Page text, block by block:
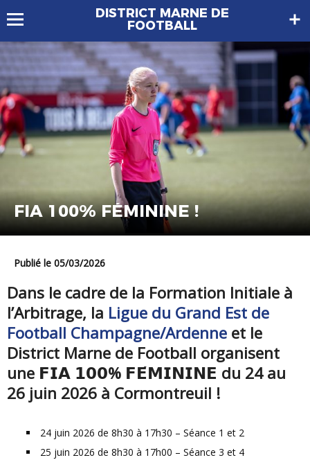
DISTRICT MARNE DE
FOOTBALL
FIA 100% FÉMININE !
Publié le 05/03/2026
Dans le cadre de la Formation Initiale à
l’Arbitrage, la Ligue du Grand Est de
Football Champagne/Ardenne et le
District Marne de Football organisent
une 𝗙𝗜𝗔 𝟭𝟬𝟬% 𝗙𝗘́𝗠𝗜𝗡𝗜𝗡𝗘 du 24 au
26 juin 2026 à Cormontreuil !
24 juin 2026 de 8h30 à 17h30 – Séance 1 et 2
25 juin 2026 de 8h30 à 17h00 – Séance 3 et 4